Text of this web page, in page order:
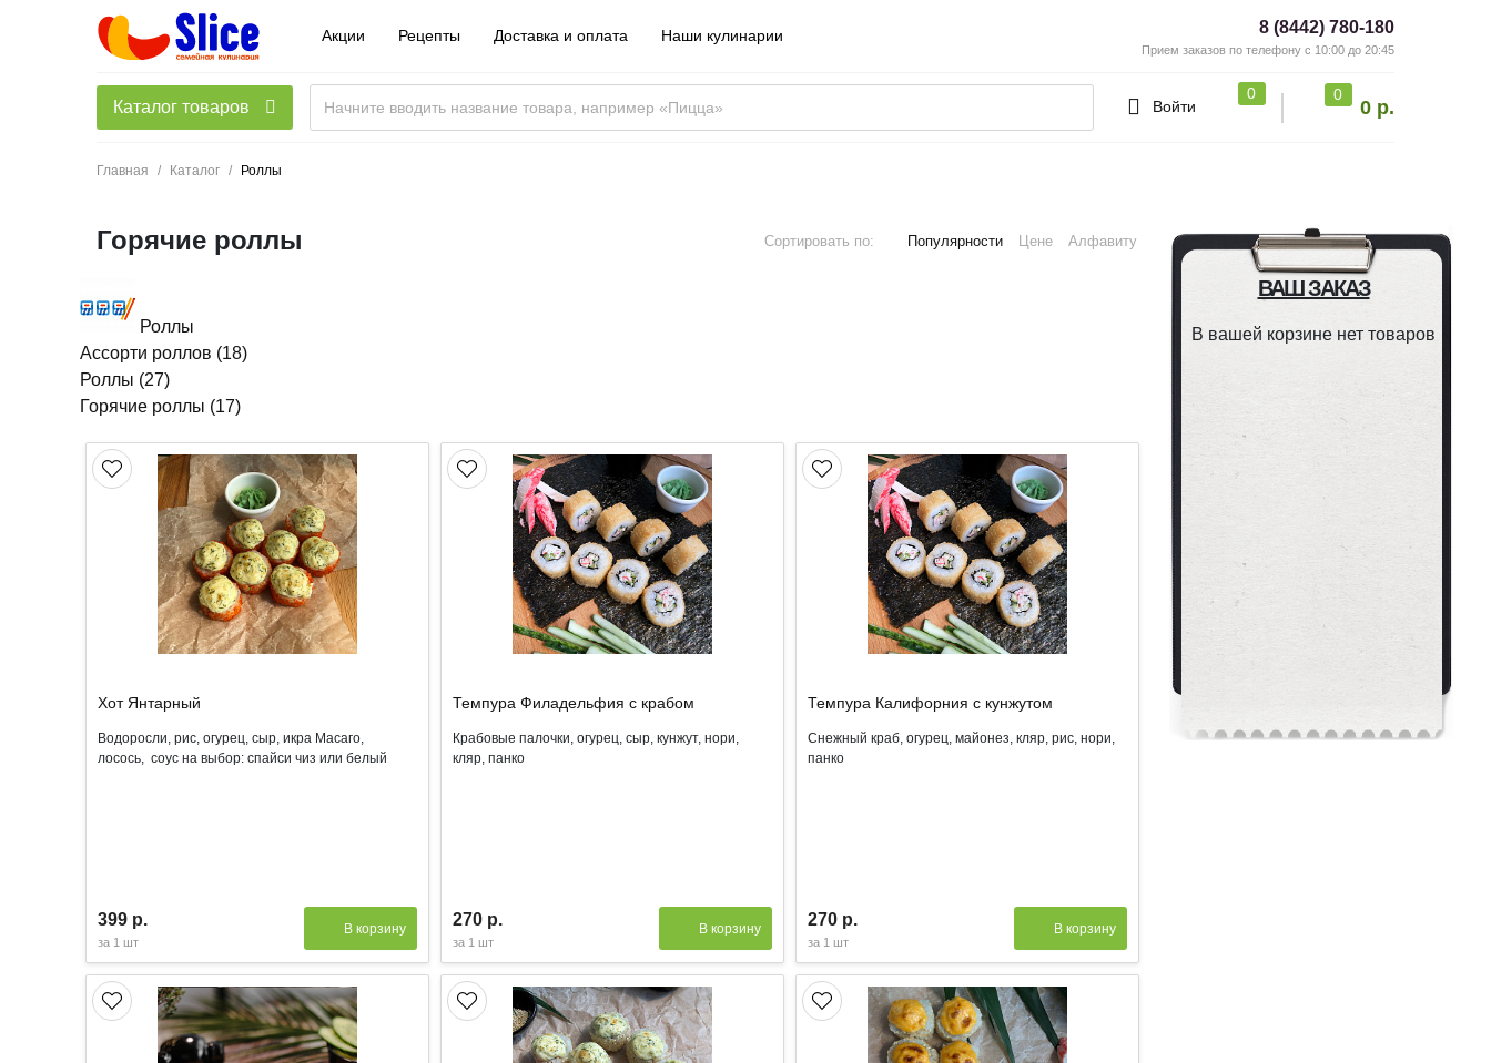
Акции Рецепты Доставка и оплата Наши кулинарии 8 (8442) 780-180
Прием заказов по телефону с 10:00 до 20:45
Каталог товаров Войти
0 0
0 р.
Главная Каталог Роллы
Горячие роллы Сортировать по: Популярности Цене Алфавиту
Роллы
Ассорти роллов (18)
Роллы (27)
Горячие роллы (17)
Хот Янтарный
Водоросли, рис, огурец, сыр, икра Масаго,
лосось, соус на выбор: спайси чиз или белый
399 р.
за 1 шт
В корзину
Темпура Филадельфия с крабом
Крабовые палочки, огурец, сыр, кунжут, нори,
кляр, панко
270 р.
за 1 шт
В корзину
Темпура Калифорния с кунжутом
Снежный краб, огурец, майонез, кляр, рис, нори,
панко
270 р.
за 1 шт
В корзину
ВАШ ЗАКАЗ
В вашей корзине нет товаров